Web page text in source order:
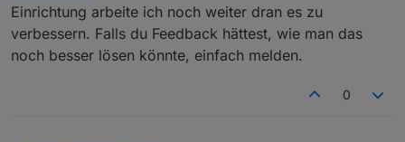
Einrichtung arbeite ich noch weiter dran es zu
verbessern. Falls du Feedback hättest, wie man das
noch besser lösen könnte, einfach melden.
0